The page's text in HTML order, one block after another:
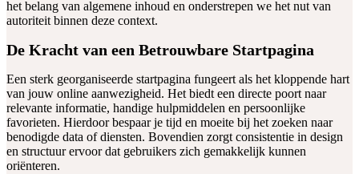
het belang van algemene inhoud en onderstrepen we het nut van
autoriteit binnen deze context.
De Kracht van een Betrouwbare Startpagina
Een sterk georganiseerde startpagina fungeert als het kloppende hart
van jouw online aanwezigheid. Het biedt een directe poort naar
relevante informatie, handige hulpmiddelen en persoonlijke
favorieten. Hierdoor bespaar je tijd en moeite bij het zoeken naar
benodigde data of diensten. Bovendien zorgt consistentie in design
en structuur ervoor dat gebruikers zich gemakkelijk kunnen
oriënteren.